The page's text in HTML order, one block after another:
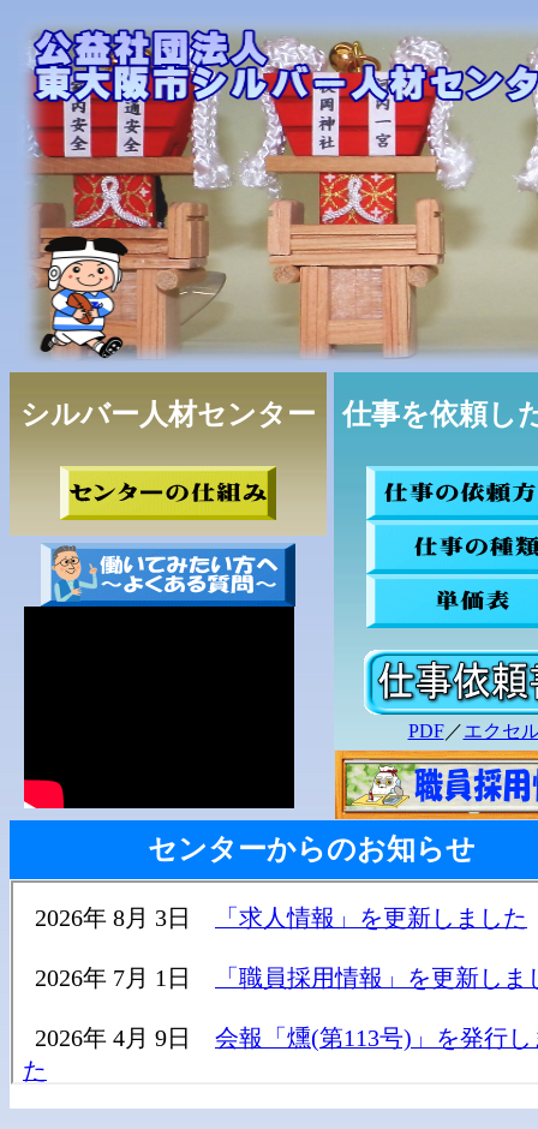
シルバー人材センター 仕事を依頼し
PDF／エクセ
センターからのお知らせ